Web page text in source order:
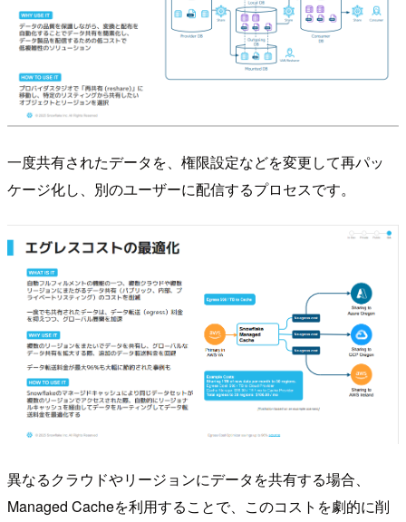
一度共有されたデータを、権限設定などを変更して再パッ
ケージ化し、別のユーザーに配信するプロセスです。
異なるクラウドやリージョンにデータを共有する場合、
Managed Cacheを利用することで、このコストを劇的に削